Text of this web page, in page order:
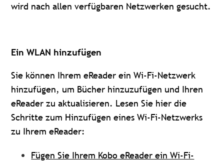
wird nach allen verfügbaren Netzwerken gesucht.
Ein WLAN hinzufügen
Sie können Ihrem eReader ein Wi-Fi-Netzwerk
hinzufügen, um Bücher hinzuzufügen und Ihren
eReader zu aktualisieren. Lesen Sie hier die
Schritte zum Hinzufügen eines Wi-Fi-Netzwerks
zu Ihrem eReader:
Fügen Sie Ihrem Kobo eReader ein Wi-Fi-